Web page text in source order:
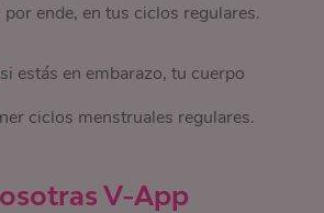
ende, en tus ciclos regulares.
si estás en embarazo, tu cuerpo
ciclos menstruales regulares.
V-App